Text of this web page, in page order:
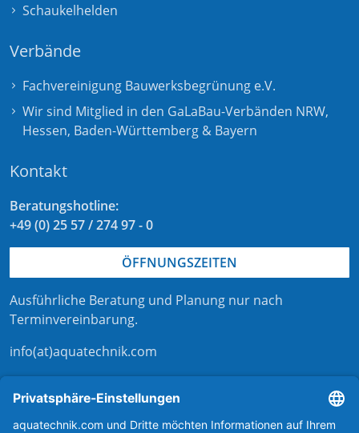
Schaukelhelden
Verbände
Fachvereinigung Bauwerksbegrünung e.V.
Wir sind Mitglied in den GaLaBau-Verbänden NRW,
Hessen, Baden-Württemberg & Bayern
Kontakt
Beratungshotline:
+49 (0) 25 57 / 274 97 - 0
ÖFFNUNGSZEITEN
Ausführliche Beratung und Planung nur nach
Terminvereinbarung.
info(at)aquatechnik.com